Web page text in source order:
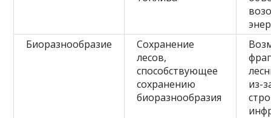
Биоразнообразие
Сохранение
лесов,
способствующее
сохранению
биоразнообразия
из-